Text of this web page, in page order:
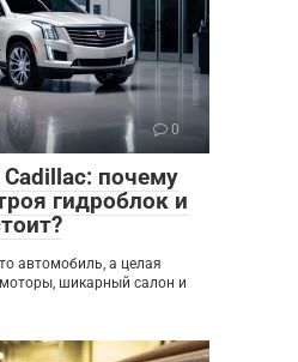
0
почему
гидроблок и
автомобиль, а целая
шикарный салон и